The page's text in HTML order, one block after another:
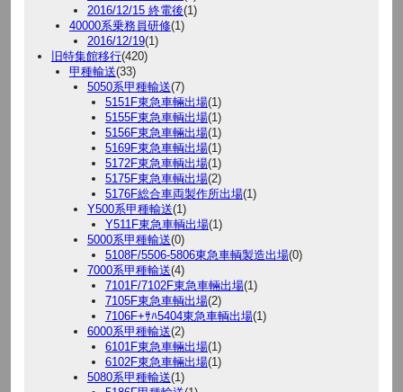
2016/12/15 終電後(1)
40000系乗務員研修(1)
2016/12/19(1)
旧特集館移行(420)
甲種輸送(33)
5050系甲種輸送(7)
5151F東急車輛出場(1)
5155F東急車輌出場(1)
5156F東急車輛出場(1)
5169F東急車輌出場(1)
5172F東急車輌出場(1)
5175F東急車輌出場(2)
5176F総合車両製作所出場(1)
Y500系甲種輸送(1)
Y511F東急車輌出場(1)
5000系甲種輸送(0)
5108F/5506-5806東急車輌製造出場(0)
7000系甲種輸送(4)
7101F/7102F東急車輛出場(1)
7105F東急車輌出場(2)
7106F+ｻﾊ5404東急車輌出場(1)
6000系甲種輸送(2)
6101F東急車輛出場(1)
6102F東急車輛出場(1)
5080系甲種輸送(1)